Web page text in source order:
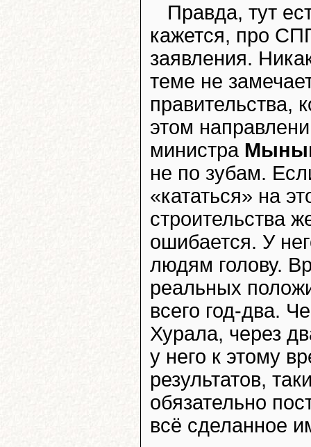
Правда, тут
кажется, про
заявления.
теме не
правительства,
этом
министра
не по зубам.
«кататься» на
строительства
ошибается. У
людям голову.
реальных
всего год-два.
Хурала, через
у него к этому
результатов,
обязательно
всё сделанное